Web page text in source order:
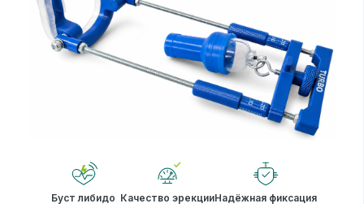
Буст либидо Качество эрекцииНадёжная фиксация